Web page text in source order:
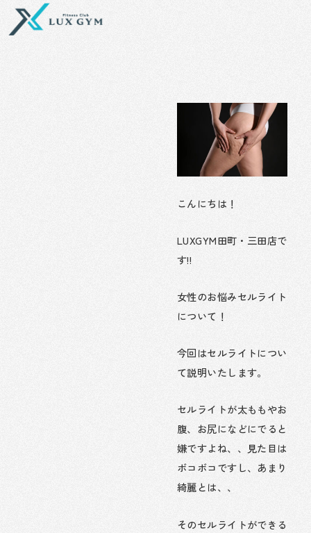
を
こんにちは！
LUXGYM田町・三田店で
す!!
女性のお悩みセルライト
について！
今回はセルライトについ
て説明いたします。
セルライトが太ももやお
腹、お尻になどにでると
嫌ですよね、、見た目は
ボコボコですし、あまり
綺麗とは、、
そのセルライトができる